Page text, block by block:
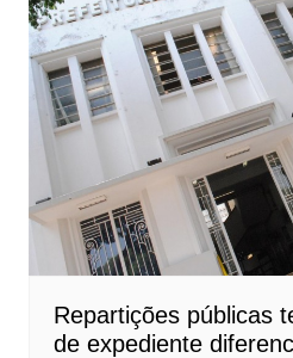
Repartições públicas
de expediente